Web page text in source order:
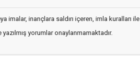
imalar, inançlara saldırı içeren, imla kuralları ile
yorumlar onaylanmamaktadır.